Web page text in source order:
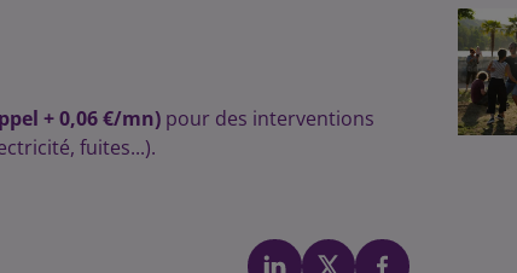
+ 0,06 €/mn) pour des interventions
fuites...).